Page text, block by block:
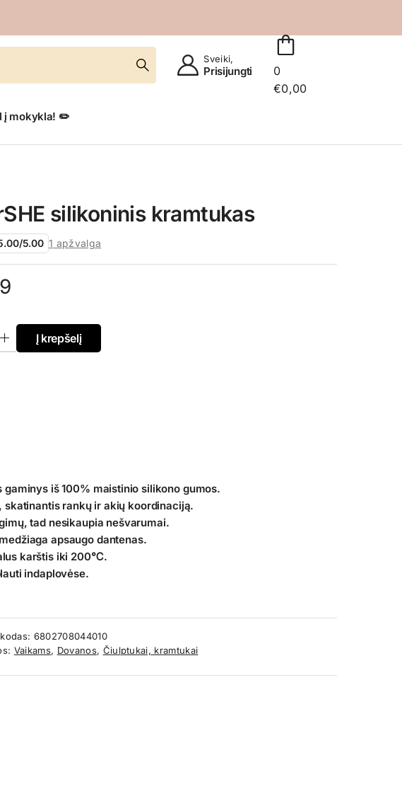
Sveiki,
Prisijungti
0
€0,00
į mokykla! ✏️
silikoninis kramtukas
/5.00 1 apžvalga
Į krepšelį
gaminys iš 100% maistinio silikono gumos.
skatinantis rankų ir akių koordinaciją.
tad nesikaupia nešvarumai.
apsaugo dantenas.
karštis iki 200℃.
indaplovėse.
6802708044010
Vaikams, Dovanos, Čiulptukai, kramtukai